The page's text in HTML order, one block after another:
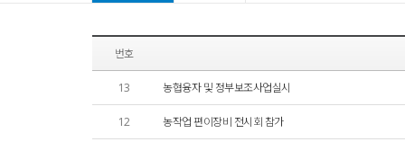
번호
13 농협융자 및 정부보조사업실시
12 농작업 편이장비 전시회 참가